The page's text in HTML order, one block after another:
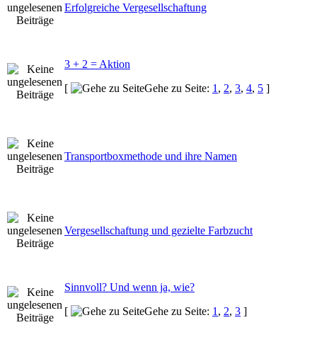
Erfolgreiche Vergesellschaftung
3 + 2 = Aktion
[
Gehe zu Seite: 1 , 2, 3, 4, 5 ]
Transportboxmethode und ihre Namen
Vergesellschaftung und gezielte Farbzucht
Sinnvoll? Und wenn ja, wie?
[
Gehe zu Seite: 1 , 2, 3 ]